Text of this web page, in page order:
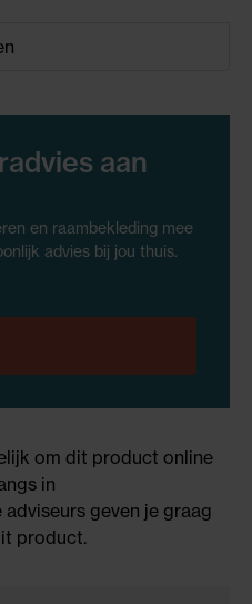
aan
en raambekleding mee
advies bij jou thuis.
om dit product online
in
adviseurs geven je graag
product.